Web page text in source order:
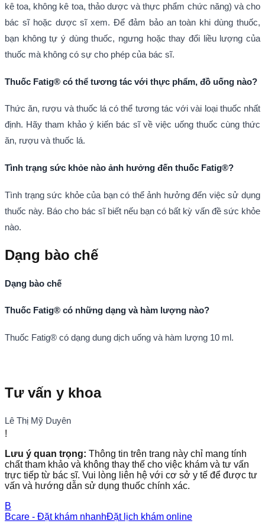
kê toa, không kê toa, thảo dược và thực phẩm chức năng) và cho
bác sĩ hoặc dược sĩ xem. Để đảm bảo an toàn khi dùng thuốc,
bạn không tự ý dùng thuốc, ngưng hoặc thay đổi liều lượng của
thuốc mà không có sự cho phép của bác sĩ.
Thuốc Fatig® có thể tương tác với thực phẩm, đồ uống nào?
Thức ăn, rượu và thuốc lá có thể tương tác với vài loại thuốc nhất
định. Hãy tham khảo ý kiến bác sĩ về việc uống thuốc cùng thức
ăn, rượu và thuốc lá.
Tình trạng sức khỏe nào ảnh hưởng đến thuốc Fatig®?
Tình trạng sức khỏe của bạn có thể ảnh hưởng đến việc sử dụng
thuốc này. Báo cho bác sĩ biết nếu bạn có bất kỳ vấn đề sức khỏe
nào.
Dạng bào chế
Dạng bào chế
Thuốc Fatig® có những dạng và hàm lượng nào?
Thuốc Fatig® có dạng dung dịch uống và hàm lượng 10 ml.
Tư vấn y khoa
Lê Thị Mỹ Duyên
!
Lưu ý quan trọng: Thông tin trên trang này chỉ mang tính
chất tham khảo và không thay thế cho việc khám và tư vấn
trực tiếp từ bác sĩ. Vui lòng liên hệ với cơ sở y tế để được tư
vấn và hướng dẫn sử dụng thuốc chính xác.
B
Bcare - Đặt khám nhanhĐặt lịch khám online